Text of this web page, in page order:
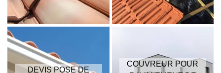
DEVIS POSE DE
COUVREUR POUR